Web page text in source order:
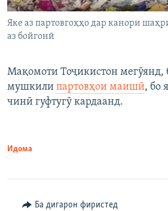
Яке аз партовгоҳҳо дар канори
аз бойгонӣ
Мақомоти Тоҷикистон мегӯянд,
мушкили партовҳои маишӣ, бо
чинӣ гуфтугӯ кардаанд.
Идома
Ба дигарон фиристед